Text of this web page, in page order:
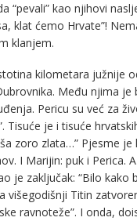
“pevali” kao njihovi
klat ćemo Hrvate”!
klanjem.
kilometara južnije
Među njima je
Pericu su već za
Tisuće je i tisuće
zoro zlata…” Pjesme
I Marijin: puk i Perica.
je zaključak: “Bilo
višegodišnji Titin
ravnoteže”. I onda,